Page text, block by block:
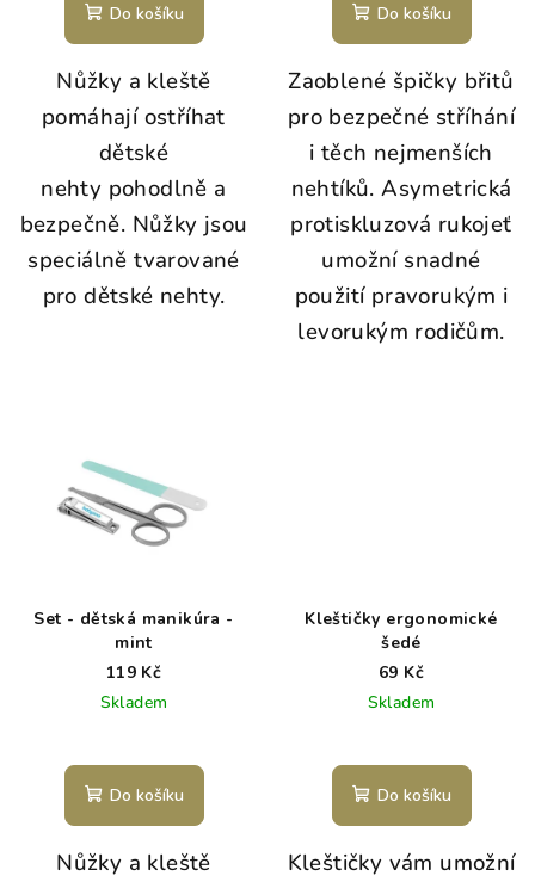
Do košíku
Nůžky a kleště
pomáhají ostříhat
dětské
nehty pohodlně a
bezpečně. Nůžky jsou
speciálně tvarované
pro dětské nehty.
Do košíku
Zaoblené špičky břitů
pro bezpečné stříhání
i těch nejmenších
nehtíků. Asymetrická
protiskluzová rukojeť
umožní snadné
použití pravorukým i
levorukým rodičům.
Set - dětská manikúra -
mint
119 Kč
Skladem
Do košíku
Nůžky a kleště
Kleštičky ergonomické
šedé
69 Kč
Skladem
Do košíku
Kleštičky vám umožní